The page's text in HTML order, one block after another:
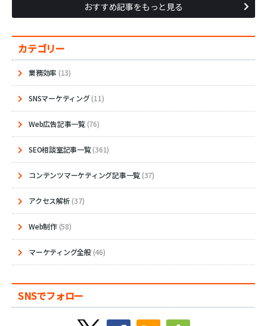
おすすめ記事をもっと見る
カテゴリー
業務効率 (13)
SNSマーケティング(11)
Web広告記事一覧(76)
SEO相談室記事一覧(361)
コンテンツマーケティング記事一覧(37)
アクセス解析(37)
Web制作(58)
マーケティング全般(46)
SNSでフォロー